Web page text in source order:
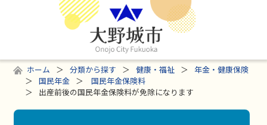
ホーム 分類から探す 健康・福祉
年金・健康保険
国民年金
国民年金保険料
出産前後の国民年金保険料が免除になります